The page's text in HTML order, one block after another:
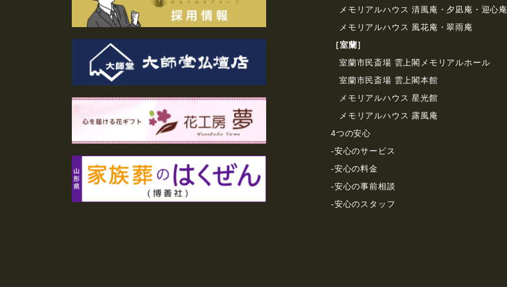
メモリアルハウス 清風庵・夕凪庵・迎心庵
メモリアルハウス 風花庵・翠雨庵
［室蘭］
室蘭市民斎場 雲上閣メモリアルホール
室蘭市民斎場 雲上閣本館
メモリアルハウス 星光館
メモリアルハウス 露風庵
4つの安心
-安心のサービス
-安心の料金
-安心の事前相談
-安心のスタッフ